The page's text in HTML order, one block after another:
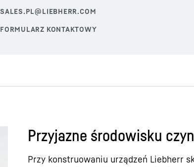
Przyjazne środowisku
Przy konstruowaniu urządzeń Liebherr